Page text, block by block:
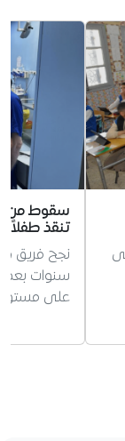
سقوط من
تنقذ طفلاً
سنوات بعد
على مستوى